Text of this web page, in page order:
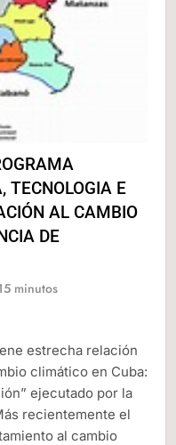
TECNOLOGIA E
AL CAMBIO
DE
minutos
estrecha relación
climático en Cuba:
ejecutado por la
recientemente el
al cambio